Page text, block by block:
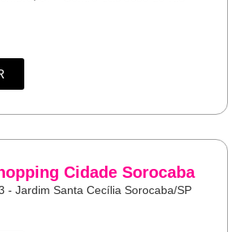
Cidade Sorocaba
- Jardim Santa Cecília Sorocaba/SP